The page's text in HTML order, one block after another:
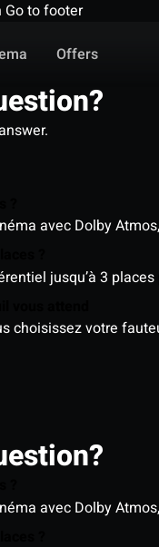
Go to footer
Offers
avec Dolby
jusqu’à 3
choisissez votre
avec Dolby